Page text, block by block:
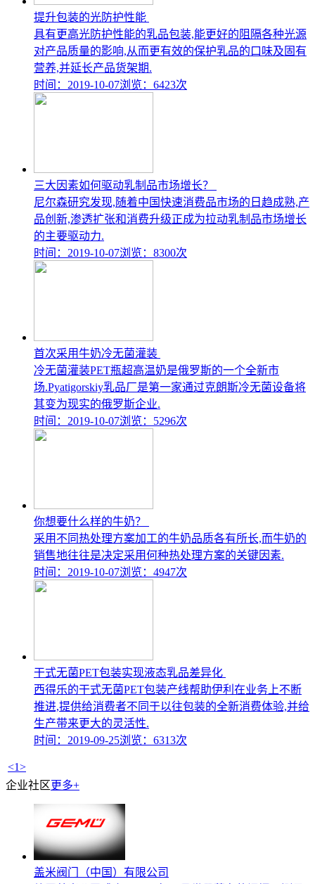
提升包装的光防护性能
具有更高光防护性能的乳品包装,能更好的阻隔各种光源
对产品质量的影响,从而更有效的保护乳品的口味及固有
营养,并延长产品货架期.
时间：2019-10-07浏览：6423次
三大因素如何驱动乳制品市场增长？
尼尔森研究发现,随着中国快速消费品市场的日趋成熟,产
品创新,渗透扩张和消费升级正成为拉动乳制品市场增长
的主要驱动力.
时间：2019-10-07浏览：8300次
首次采用牛奶冷无菌灌装
冷无菌灌装PET瓶超高温奶是俄罗斯的一个全新市
场.Pyatigorskiy乳品厂是第一家通过克朗斯冷无菌设备将
其变为现实的俄罗斯企业.
时间：2019-10-07浏览：5296次
你想要什么样的牛奶？
采用不同热处理方案加工的牛奶品质各有所长,而牛奶的
销售地往往是决定采用何种热处理方案的关键因素.
时间：2019-10-07浏览：4947次
干式无菌PET包装实现液态乳品差异化
西得乐的干式无菌PET包装产线帮助伊利在业务上不断
推进,提供给消费者不同于以往包装的全新消费体验,并给
生产带来更大的灵活性.
时间：2019-09-25浏览：6313次
<1>
企业社区更多+
盖米阀门（中国）有限公司